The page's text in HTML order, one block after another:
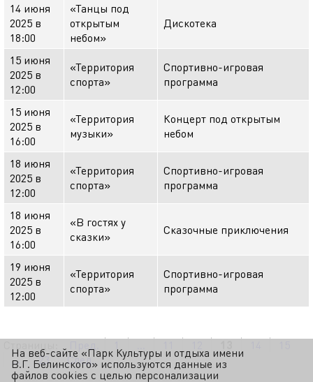
14 июня
2025 в
18:00
«Танцы под
открытым
небом»
Дискотека
15 июня
2025 в
12:00
«Территория
спорта»
Спортивно-игровая
программа
15 июня
2025 в
16:00
«Территория
музыки»
Концерт под открытым
небом
18 июня
2025 в
12:00
«Территория
спорта»
Спортивно-игровая
программа
18 июня
2025 в
16:00
«В гостях у
сказки»
Сказочные приключения
19 июня
2025 в
12:00
«Территория
спорта»
Спортивно-игровая
программа
...
23 След.
На веб-сайте «Парк Культуры и отдыха имени
В.Г. Белинского» используются данные из
файлов cookies с целью персонализации